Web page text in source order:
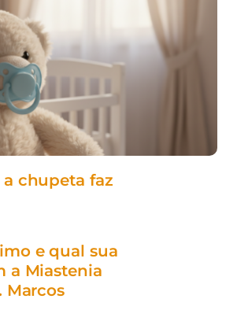
chupeta faz
e qual sua
a Miastenia
Marcos